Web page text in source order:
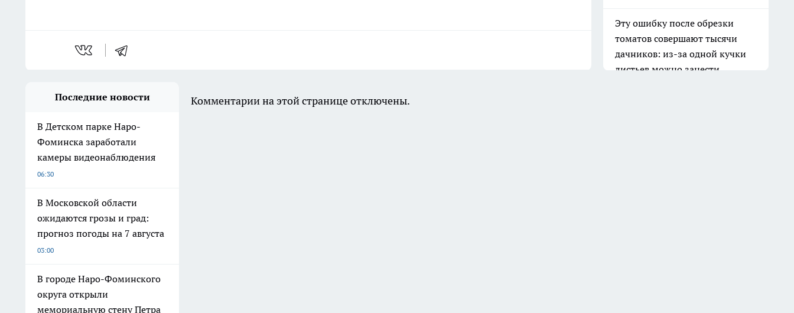
Последние новости
В Детском парке Наро-
Фоминска заработали
камеры видеонаблюдения
06:30
В Московской области
ожидаются грозы и град:
прогноз погоды на 7 августа
03:00
В городе Наро-Фоминского
округа открыли
мемориальную стену Петра
Комментарии на этой странице отключены.